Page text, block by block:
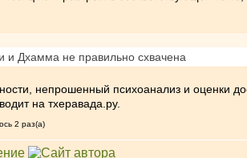
и Дхамма не правильно схвачена
непрошенный психоанализ и оценки
на тхеравада.ру.
2 раз(а)